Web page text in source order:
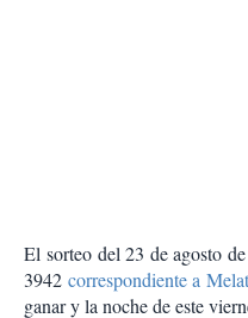
El sorteo del 23 de agosto
3942 correspondiente a
ganar y la noche de este